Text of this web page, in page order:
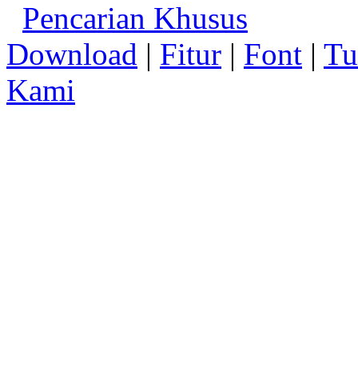
Pencarian Khusus
Download | Fitur | Font |
Kami